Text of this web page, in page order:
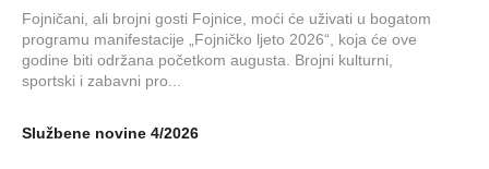
Fojničani, ali brojni gosti Fojnice, moći će uživati u bogatom
programu manifestacije „Fojničko ljeto 2026“, koja će ove
godine biti održana početkom augusta. Brojni kulturni,
sportski i zabavni pro...
Službene novine 4/2026